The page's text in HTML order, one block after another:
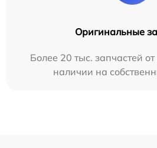
Оригинальные
Более 20 тыс. запчастей
наличии на